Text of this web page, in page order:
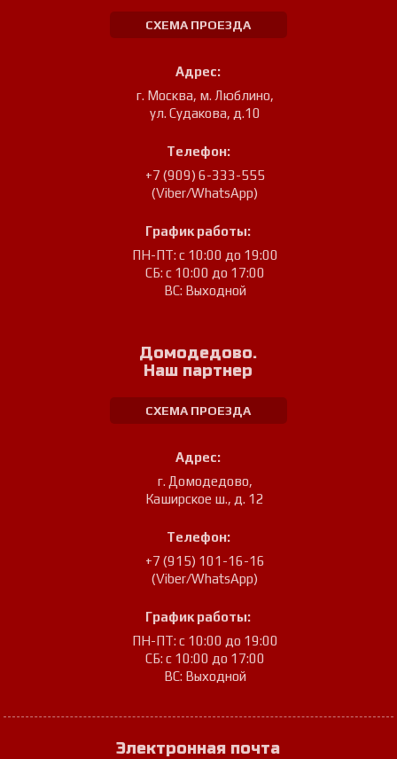
СХЕМА ПРОЕЗДА
Адрес:
г. Москва, м. Люблино,
ул. Судакова, д.10
Телефон:
+7 (909) 6-333-555
(Viber/WhatsApp)
График работы:
ПН-ПТ: с 10:00 до 19:00
СБ: с 10:00 до 17:00
ВС: Выходной
Домодедово.
Наш партнер
СХЕМА ПРОЕЗДА
Адрес:
г. Домодедово,
Каширское ш., д. 12
Телефон:
+7 (915) 101-16-16
(Viber/WhatsApp)
График работы:
ПН-ПТ: с 10:00 до 19:00
СБ: с 10:00 до 17:00
ВС: Выходной
Электронная почта